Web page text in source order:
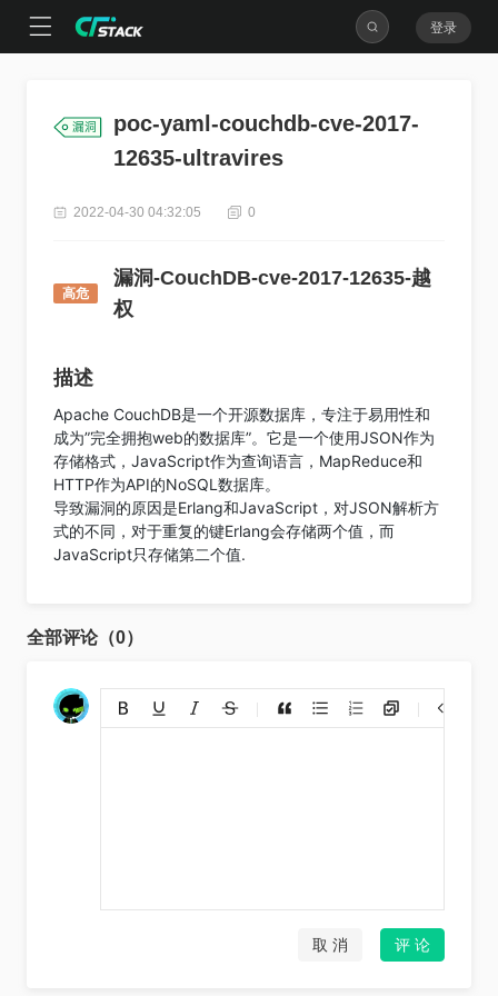
登录
poc-yaml-couchdb-cve-2017-
12635-ultravires
2022-04-30 04:32:05 0
高危
漏洞-CouchDB-cve-2017-12635-越
权
描述
Apache CouchDB是一个开源数据库，专注于易用性和
成为”完全拥抱web的数据库”。它是一个使用JSON作为
存储格式，JavaScript作为查询语言，MapReduce和
HTTP作为API的NoSQL数据库。
导致漏洞的原因是Erlang和JavaScript，对JSON解析方
式的不同，对于重复的键Erlang会存储两个值，而
JavaScript只存储第二个值.
全部评论（0）
添加链接
上传图片
取 消 评 论